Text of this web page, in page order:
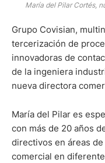
María del Pilar Cortés,
Grupo Covisian,
tercerización de
innovadoras de
de la ingeniera
nueva directora
María del Pilar es
con más de 20 años
directivos en áreas
comercial en